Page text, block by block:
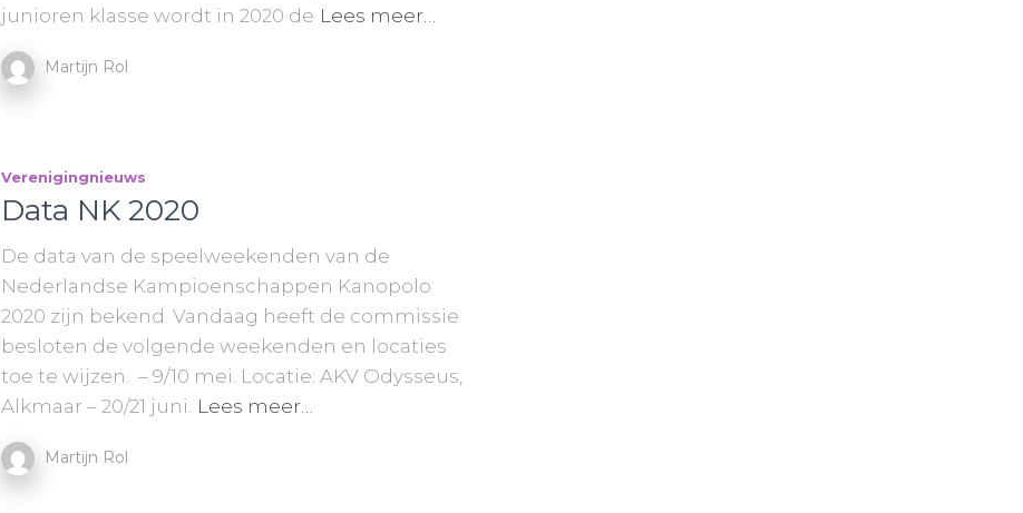
junioren klasse wordt in 2020 de Lees meer…
Martijn Rol
Verenigingnieuws
Data NK 2020
De data van de speelweekenden van de
Nederlandse Kampioenschappen Kanopolo
2020 zijn bekend. Vandaag heeft de commissie
besloten de volgende weekenden en locaties
toe te wijzen. – 9/10 mei. Locatie: AKV Odysseus,
Alkmaar – 20/21 juni. Lees meer…
Martijn Rol